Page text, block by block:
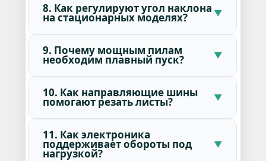
8. Как регулируют угол наклона
на стационарных моделях?
9. Почему мощным пилам
необходим плавный пуск?
10. Как направляющие шины
помогают резать листы?
11. Как электроника
поддерживает обороты под
нагрузкой?